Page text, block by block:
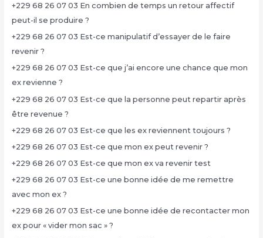
+229 68 26 07 03 En combien de temps un retour affectif
peut-il se produire ?
+229 68 26 07 03 Est-ce manipulatif d’essayer de le faire
revenir ?
+229 68 26 07 03 Est-ce que j’ai encore une chance que mon
ex revienne ?
+229 68 26 07 03 Est-ce que la personne peut repartir après
être revenue ?
+229 68 26 07 03 Est-ce que les ex reviennent toujours ?
+229 68 26 07 03 Est-ce que mon ex peut revenir ?
+229 68 26 07 03 Est-ce que mon ex va revenir test
+229 68 26 07 03 Est-ce une bonne idée de me remettre
avec mon ex ?
+229 68 26 07 03 Est-ce une bonne idée de recontacter mon
ex pour « vider mon sac » ?